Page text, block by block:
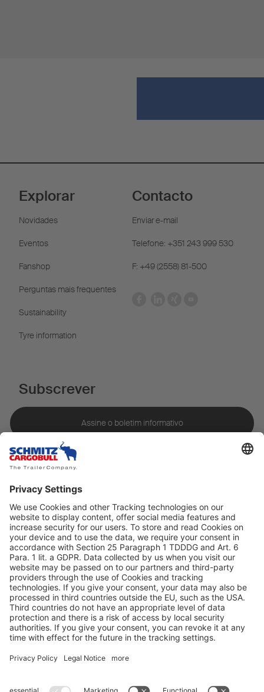
Explorar
Novidades
Eventos
Fanshop
Perguntas mais frequentes
Sustainability
Tyre information
Contacto
Enviar e-mail
Telefone: +351 243 999 530
F: +49 (2558) 81-500
Subscrever